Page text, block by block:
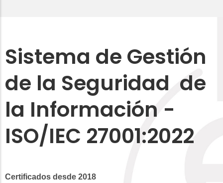
Sistema de Gestión
de la Seguridad de
la Información -
ISO/IEC 27001:2022
Certificados desde 2018